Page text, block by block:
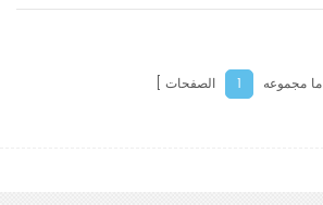
ما مجموعه 1 الصفحات